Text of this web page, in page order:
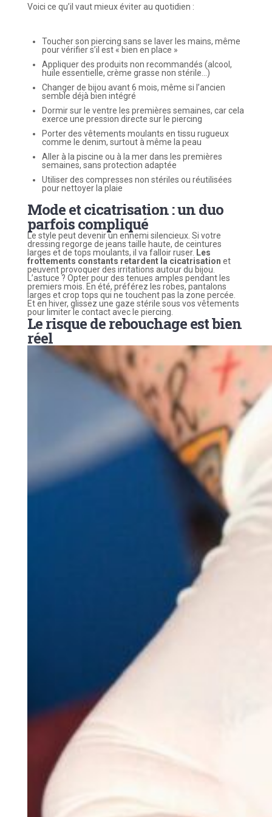
Voici ce qu’il vaut mieux éviter au quotidien :
Toucher son piercing sans se laver les mains, même
pour vérifier s’il est « bien en place »
Appliquer des produits non recommandés (alcool,
huile essentielle, crème grasse non stérile…)
Changer de bijou avant 6 mois, même si l’ancien
semble déjà bien intégré
Dormir sur le ventre les premières semaines, car cela
exerce une pression directe sur le piercing
Porter des vêtements moulants en tissu rugueux
comme le denim, surtout à même la peau
Aller à la piscine ou à la mer dans les premières
semaines, sans protection adaptée
Utiliser des compresses non stériles ou réutilisées
pour nettoyer la plaie
Mode et cicatrisation : un duo
parfois compliqué
Le style peut devenir un ennemi silencieux. Si votre
dressing regorge de jeans taille haute, de ceintures
larges et de tops moulants, il va falloir ruser. Les
frottements constants retardent la cicatrisation et
peuvent provoquer des irritations autour du bijou.
L’astuce ? Opter pour des tenues amples pendant les
premiers mois. En été, préférez les robes, pantalons
larges et crop tops qui ne touchent pas la zone percée.
Et en hiver, glissez une gaze stérile sous vos vêtements
pour limiter le contact avec le piercing.
Le risque de rebouchage est bien
réel